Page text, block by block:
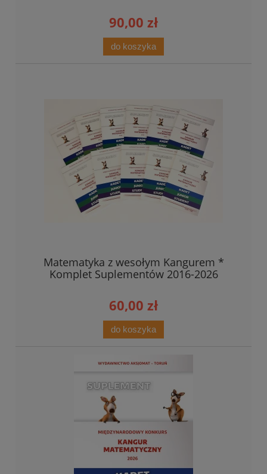
90,00 zł
do koszyka
Matematyka z wesołym Kangurem *
Komplet Suplementów 2016-2026
60,00 zł
do koszyka